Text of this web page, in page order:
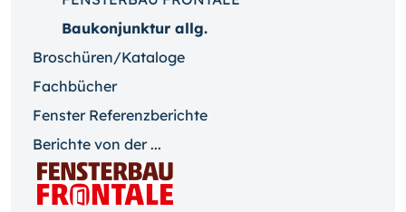
Baukonjunktur allg.
Broschüren/Kataloge
Fachbücher
Fenster Referenzberichte
Berichte von der ...